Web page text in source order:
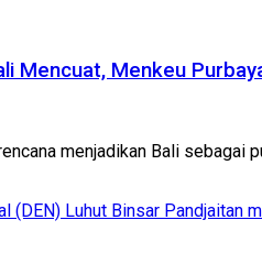
Mencuat, Menkeu
menjadikan Bali